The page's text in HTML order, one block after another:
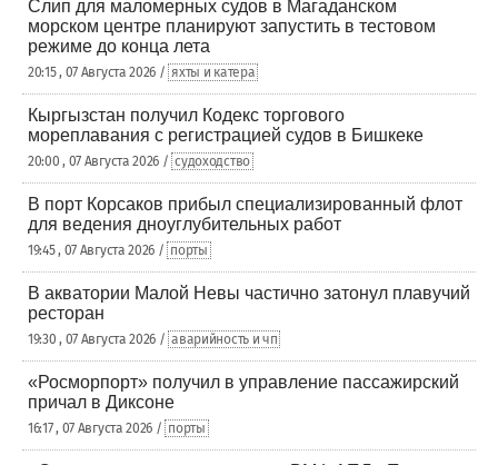
Слип для маломерных судов в Магаданском
морском центре планируют запустить в тестовом
режиме до конца лета
20:15 , 07 Августа 2026 / яхты и катера
Кыргызстан получил Кодекс торгового
мореплавания с регистрацией судов в Бишкеке
20:00 , 07 Августа 2026 / судоходство
В порт Корсаков прибыл специализированный флот
для ведения дноуглубительных работ
19:45 , 07 Августа 2026 / порты
В акватории Малой Невы частично затонул плавучий
ресторан
19:30 , 07 Августа 2026 / аварийность и чп
«Росморпорт» получил в управление пассажирский
причал в Диксоне
16:17 , 07 Августа 2026 / порты